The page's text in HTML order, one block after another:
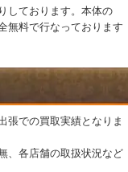
しております。本体の
無料で行なっております
張での買取実績となりま
、各店舗の取扱状況など